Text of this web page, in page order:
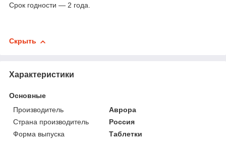
Срок годности — 2 года.
Скрыть
Характеристики
Основные
Производитель
Аврора
Страна производитель
Россия
Форма выпуска
Таблетки